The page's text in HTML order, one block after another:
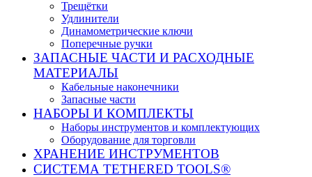
Трещётки
Удлинители
Динамометрические ключи
Поперечные ручки
ЗАПАСНЫЕ ЧАСТИ И РАСХОДНЫЕ
МАТЕРИАЛЫ
Кабельные наконечники
Запасные части
НАБОРЫ И КОМПЛЕКТЫ
Наборы инструментов и комплектующих
Оборудование для торговли
ХРАНЕНИЕ ИНС­ТРУ­МЕН­ТОВ
СИСТЕМА TETHERED TOOLS®